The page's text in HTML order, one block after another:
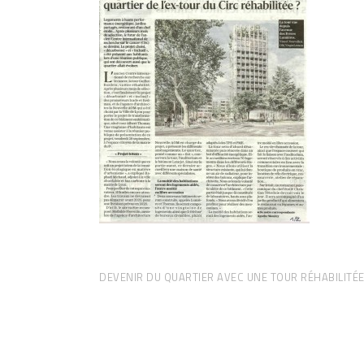
DEVENIR DU QUARTIER AVEC UNE TOUR RÉHABILITÉE